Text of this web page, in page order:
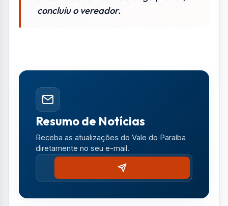
concluiu o vereador.
Resumo de Notícias
Receba as atualizações do Vale do Paraíba
diretamente no seu e-mail.